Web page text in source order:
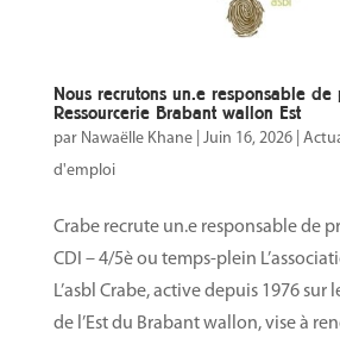
Nous recrutons un.e responsable de
Ressourcerie Brabant wallon Est
par Nawaëlle Khane| Juin 16, 2026|
d'emploi
Crabe recrute un.e responsable de
CDI – 4/5è ou temps-plein
L’asbl Crabe, active depuis 1976 sur
de l’Est du Brabant wallon, vise à